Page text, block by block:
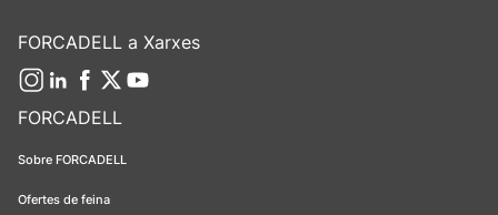
FORCADELL
Sobre FORCADELL
Ofertes de feina
FORCADELL a Xarxes